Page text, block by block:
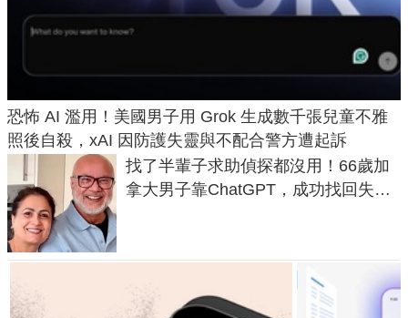
恐怖 AI 濫用！美國男子用 Grok 生成數千張兒童不雅
照後自殺，xAI 因防護失靈與不配合警方遭起訴
找了半輩子求助偵探都沒用！66歲加
拿大男子靠ChatGPT，成功找回失散